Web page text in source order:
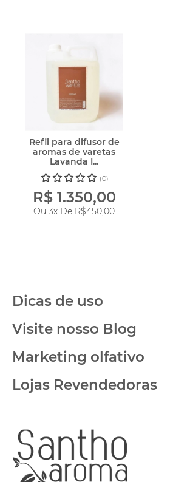
Refil para difusor de
aromas de varetas
Lavanda I...
(0)
R$ 1.350,00
Ou 3x De R$450,00
Dicas de uso
Visite nosso Blog
Marketing olfativo
Lojas Revendedoras